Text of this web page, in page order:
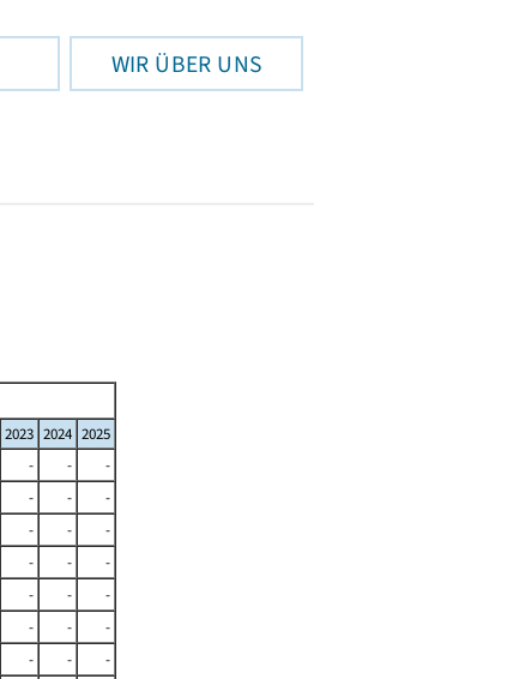
WIR ÜBER UNS
2023 2024 2025
- -
-
- -
-
- -
-
- -
-
- -
-
- -
-
- -
-